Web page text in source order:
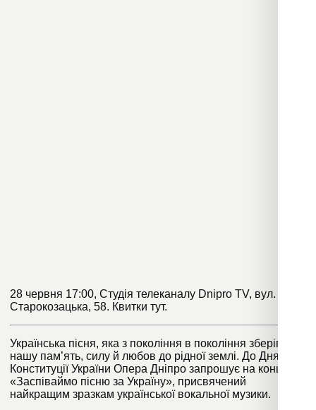
28 червня 17:00, Студія телеканалу Dnipro TV, вул.
Старокозацька, 58. Квитки тут.
Українська пісня, яка з покоління в покоління зберігає
нашу пам’ять, силу й любов до рідної землі. До Дня
Конституції України Опера Дніпро запрошує на концерт
«Заспіваймо пісню за Україну», присвячений
найкращим зразкам української вокальної музики.